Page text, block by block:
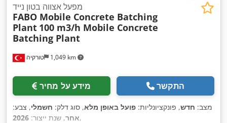
טורקיה 1,049 km
מפעל אצווה בטון נייד
FABO Mobile Concrete Batching
Plant 100 m3/h Mobile Concrete
Batching Plant
מידע על מחיר התקשר
מצב: חדש, פונקציונליות: פועל באופן מלא, סוג דלק: חשמלי, צבע:
אחר, שנת ייצור: 2026 ,